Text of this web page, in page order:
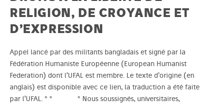
RELIGION, DE CROYANCE ET
D’EXPRESSION
Appel lancé par des militants bangladais et signé par la
Fédération Humaniste Européenne (European Humanist
Federation) dont l’UFAL est membre. Le texte d’origine (en
anglais) est disponible avec ce lien, la traduction a été faite
par l’UFAL. ° ° ° Nous soussignés, universitaires,